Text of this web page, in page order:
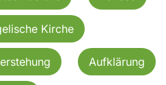
Kirche
Aufklärung